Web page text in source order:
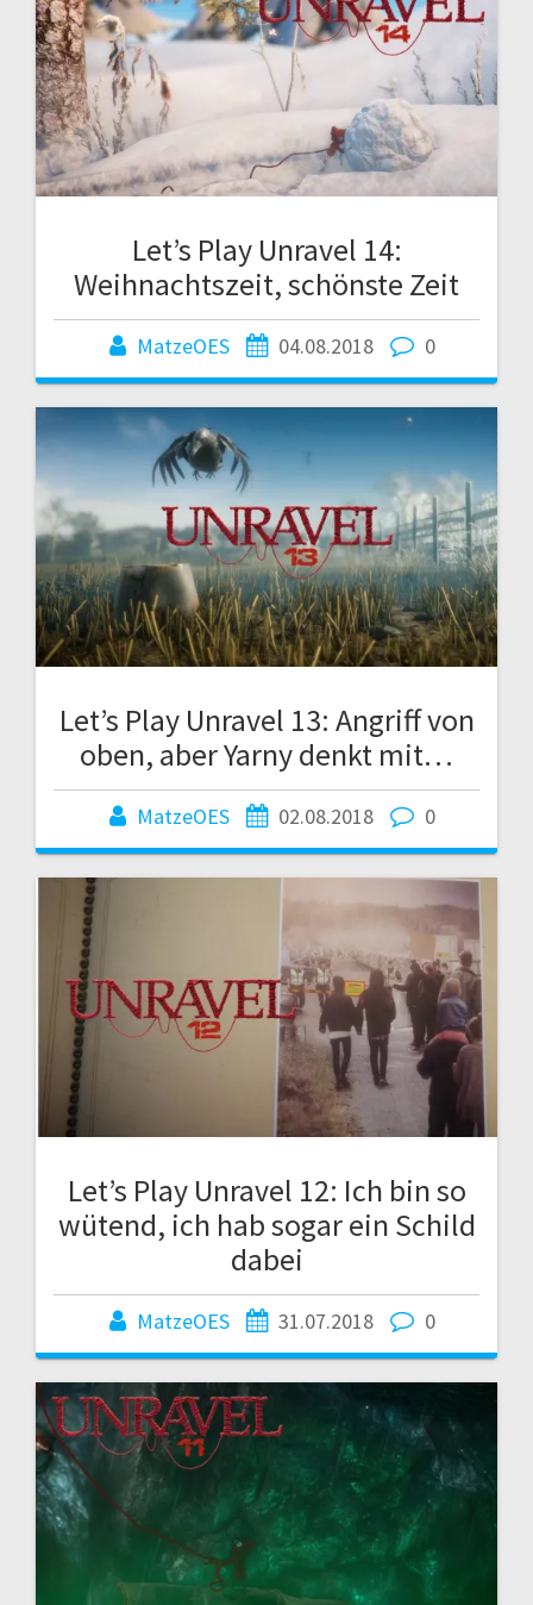
Let’s Play Unravel 14:
Weihnachtszeit, schönste Zeit
MatzeOES 04.08.2018 0
Let’s Play Unravel 13: Angriff von
oben, aber Yarny denkt mit…
MatzeOES 02.08.2018 0
Let’s Play Unravel 12: Ich bin so
wütend, ich hab sogar ein Schild
dabei
MatzeOES 31.07.2018 0